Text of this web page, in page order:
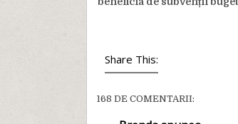
Share This:
168 DE COMENTARII: